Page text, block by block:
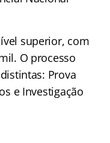
superior, com
O processo
Prova
e Investigação